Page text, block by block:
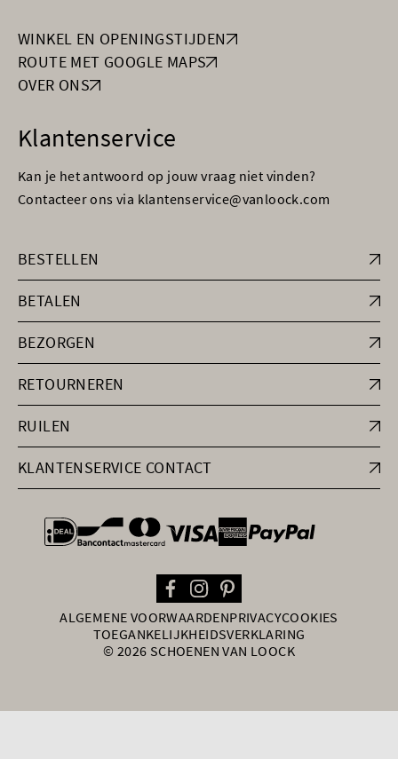
WINKEL EN OPENINGSTIJDEN
ROUTE MET GOOGLE MAPS
OVER ONS
Klantenservice
Kan je het antwoord op jouw vraag niet vinden?
Contacteer ons via klantenservice@vanloock.com
BESTELLEN
BETALEN
BEZORGEN
RETOURNEREN
RUILEN
KLANTENSERVICE CONTACT
general.paymentOptions
ALGEMENE VOORWAARDENPRIVACYCOOKIES
TOEGANKELIJKHEIDSVERKLARING
© 2026 SCHOENEN VAN LOOCK